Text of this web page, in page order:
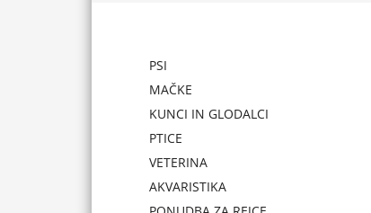
PSI
MAČKE
KUNCI IN GLODALCI
PTICE
VETERINA
AKVARISTIKA